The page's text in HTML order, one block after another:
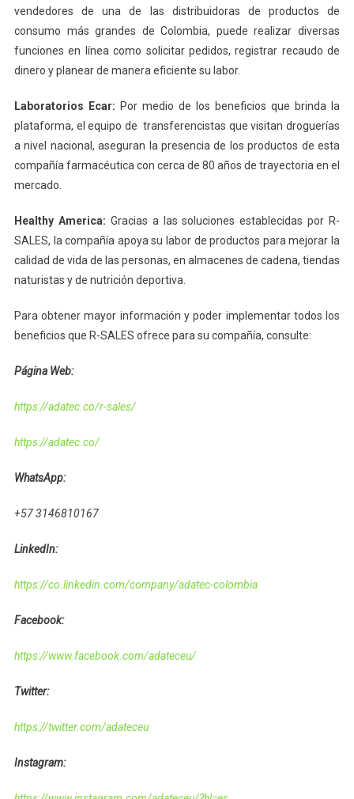
vendedores de una de las distribuidoras de productos de
consumo más grandes de Colombia, puede realizar diversas
funciones en línea como solicitar pedidos, registrar recaudo de
dinero y planear de manera eficiente su labor.
Laboratorios Ecar: Por medio de los beneficios que brinda la
plataforma, el equipo de transferencistas que visitan droguerías
a nivel nacional, aseguran la presencia de los productos de esta
compañía farmacéutica con cerca de 80 años de trayectoria en el
mercado.
Healthy America: Gracias a las soluciones establecidas por R-
SALES, la compañía apoya su labor de productos para mejorar la
calidad de vida de las personas, en almacenes de cadena, tiendas
naturistas y de nutrición deportiva.
Para obtener mayor información y poder implementar todos los
beneficios que R-SALES ofrece para su compañía, consulte:
Página Web:
https://adatec.co/r-sales/
https://adatec.co/
WhatsApp:
+57 3146810167
LinkedIn:
https://co.linkedin.com/company/adatec-colombia
Facebook:
https://www.facebook.com/adateceu/
Twitter:
https://twitter.com/adateceu
Instagram: